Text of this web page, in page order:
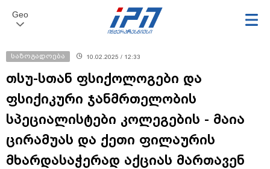
Geo
საზოგადოება 10.02.2025 / 12:33
თსუ-სთან ფსიქოლოგები და
ფსიქიკური ჯანმრთელობის
სპეციალისტები კოლეგების - მაია
ცირამუას და ქეთი ფილაურის
მხარდასაჭერად აქციას მართავენ